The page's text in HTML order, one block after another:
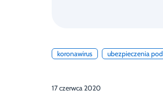
koronawirus ubezpieczenia
17 czerwca 2020